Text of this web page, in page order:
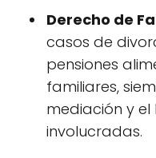
Derecho de
casos de
pensiones
familiares,
mediación y
involucradas.